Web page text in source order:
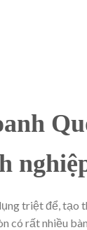
triệt để, tạo
có rất nhiều